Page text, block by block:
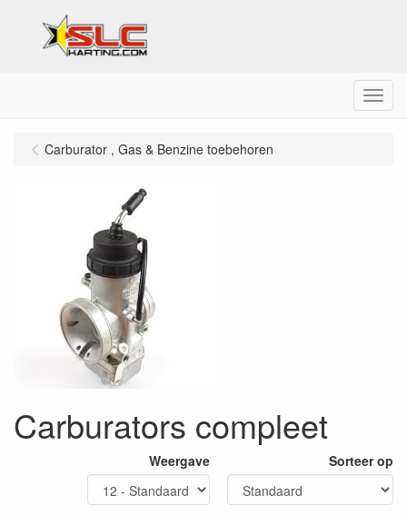
Menu
Carburator , Gas & Benzine toebehoren
Carburators compleet
Weergave Sorteer op